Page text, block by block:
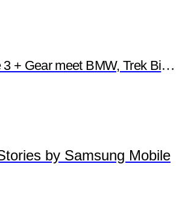
+ Gear meet BMW, Trek Bikes
by Samsung Mobile